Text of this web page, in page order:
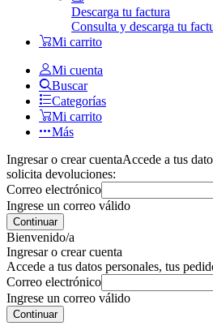
Descarga tu factura
Consulta y descarga tu
Mi carrito
Mi cuenta
Buscar
Categorías
Mi carrito
Más
Ingresar o crear cuentaAccede a tus
solicita devoluciones:
Correo electrónico
Ingrese un correo válido
Continuar
Bienvenido/a
Ingresar o crear cuenta
Accede a tus datos personales, tus
Correo electrónico
Ingrese un correo válido
Continuar